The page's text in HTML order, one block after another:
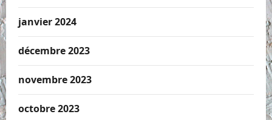
janvier 2024
décembre 2023
novembre 2023
octobre 2023